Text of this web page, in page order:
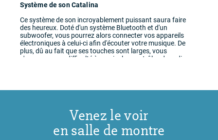
Système de son Catalina
Ce système de son incroyablement puissant saura faire
des heureux. Doté d'un système Bluetooth et d'un
subwoofer, vous pourrez alors connecter vos appareils
électroniques à celui-ci afin d'écouter votre musique. De
plus, dû au fait que ses touches sont larges, vous
n'aurez aucune difficulté à manier les contrôles du radio.
Venez le voir
en salle de montre